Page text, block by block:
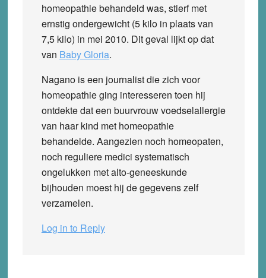
homeopathie behandeld was, stierf met
ernstig ondergewicht (5 kilo in plaats van
7,5 kilo) in mei 2010. Dit geval lijkt op dat
van Baby Gloria.
Nagano is een journalist die zich voor
homeopathie ging interesseren toen hij
ontdekte dat een buurvrouw voedselallergie
van haar kind met homeopathie
behandelde. Aangezien noch homeopaten,
noch reguliere medici systematisch
ongelukken met alto-geneeskunde
bijhouden moest hij de gegevens zelf
verzamelen.
Log in to Reply